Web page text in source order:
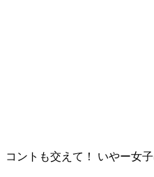
コントも交えて！ いやー女子